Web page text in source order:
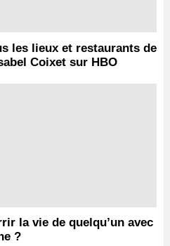
les lieux et restaurants de
Coixet sur HBO
la vie de quelqu’un avec
?